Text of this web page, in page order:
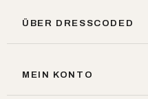
ÜBER DRESSCODED
MEIN KONTO